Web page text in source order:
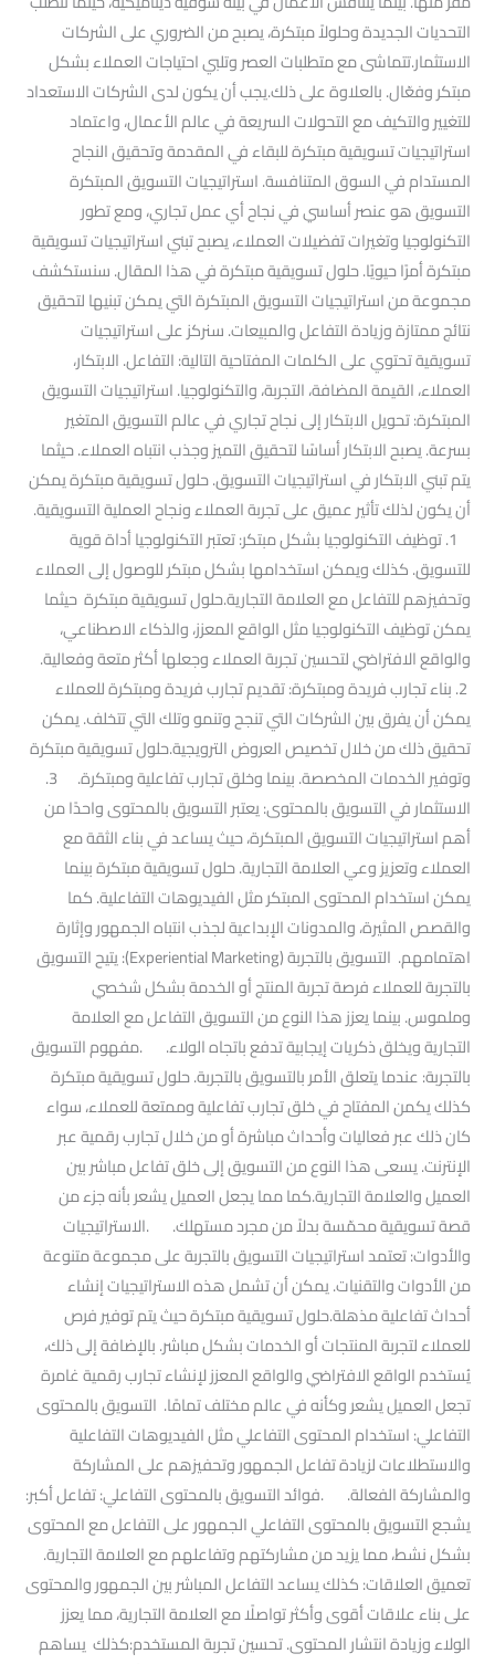
التحديات الجديدة وحلولاً مبتكرة، يصبح من الضروري على الشركات
الاستثمار.تتماشى مع متطلبات العصر وتلبي احتياجات العملاء بشكل
مبتكر وفعّال. بالعلاوة على ذلك.يجب أن يكون لدى الشركات الاستعداد
للتغيير والتكيف مع التحولات السريعة في عالم الأعمال، واعتماد
استراتيجيات تسويقية مبتكرة للبقاء في المقدمة وتحقيق النجاح
المستدام في السوق المتنافسة. استراتيجيات التسويق المبتكرة
التسويق هو عنصر أساسي في نجاح أي عمل تجاري، ومع تطور
التكنولوجيا وتغيرات تفضيلات العملاء، يصبح تبني استراتيجيات تسويقية
مبتكرة أمرًا حيويًا. حلول تسويقية مبتكرة في هذا المقال. سنستكشف
مجموعة من استراتيجيات التسويق المبتكرة التي يمكن تبنيها لتحقيق
نتائج ممتازة وزيادة التفاعل والمبيعات. سنركز على استراتيجيات
تسويقية تحتوي على الكلمات المفتاحية التالية: التفاعل. الابتكار،
العملاء، القيمة المضافة، التجربة، والتكنولوجيا. استراتيجيات التسويق
المبتكرة: تحويل الابتكار إلى نجاح تجاري في عالم التسويق المتغير
بسرعة. يصبح الابتكار أساسًا لتحقيق التميز وجذب انتباه العملاء. حيثما
يتم تبني الابتكار في استراتيجيات التسويق. حلول تسويقية مبتكرة يمكن
أن يكون لذلك تأثير عميق على تجربة العملاء ونجاح العملية التسويقية.
1. توظيف التكنولوجيا بشكل مبتكر: تعتبر التكنولوجيا أداة قوية
للتسويق. كذلك ويمكن استخدامها بشكل مبتكر للوصول إلى العملاء
وتحفيزهم للتفاعل مع العلامة التجارية.حلول تسويقية مبتكرة حيثما
يمكن توظيف التكنولوجيا مثل الواقع المعزز، والذكاء الاصطناعي،
والواقع الافتراضي لتحسين تجربة العملاء وجعلها أكثر متعة وفعالية.
2. بناء تجارب فريدة ومبتكرة: تقديم تجارب فريدة ومبتكرة للعملاء
يمكن أن يفرق بين الشركات التي تنجح وتنمو وتلك التي تتخلف. يمكن
تحقيق ذلك من خلال تخصيص العروض الترويجية.حلول تسويقية مبتكرة
وتوفير الخدمات المخصصة. بينما وخلق تجارب تفاعلية ومبتكرة. 3.
الاستثمار في التسويق بالمحتوى: يعتبر التسويق بالمحتوى واحدًا من
أهم استراتيجيات التسويق المبتكرة، حيث يساعد في بناء الثقة مع
العملاء وتعزيز وعي العلامة التجارية. حلول تسويقية مبتكرة بينما
يمكن استخدام المحتوى المبتكر مثل الفيديوهات التفاعلية. كما
والقصص المثيرة، والمدونات الإبداعية لجذب انتباه الجمهور وإثارة
اهتمامهم. التسويق بالتجربة (Experiential Marketing): يتيح التسويق
بالتجربة للعملاء فرصة تجربة المنتج أو الخدمة بشكل شخصي
وملموس. بينما يعزز هذا النوع من التسويق التفاعل مع العلامة
التجارية ويخلق ذكريات إيجابية تدفع باتجاه الولاء. .مفهوم التسويق
بالتجربة: عندما يتعلق الأمر بالتسويق بالتجربة. حلول تسويقية مبتكرة
كذلك يكمن المفتاح في خلق تجارب تفاعلية وممتعة للعملاء، سواء
كان ذلك عبر فعاليات وأحداث مباشرة أو من خلال تجارب رقمية عبر
الإنترنت. يسعى هذا النوع من التسويق إلى خلق تفاعل مباشر بين
العميل والعلامة التجارية.كما مما يجعل العميل يشعر بأنه جزء من
قصة تسويقية محمّسة بدلاً من مجرد مستهلك. .الاستراتيجيات
والأدوات: تعتمد استراتيجيات التسويق بالتجربة على مجموعة متنوعة
من الأدوات والتقنيات. يمكن أن تشمل هذه الاستراتيجيات إنشاء
أحداث تفاعلية مذهلة.حلول تسويقية مبتكرة حيث يتم توفير فرص
للعملاء لتجربة المنتجات أو الخدمات بشكل مباشر. بالإضافة إلى ذلك،
يُستخدم الواقع الافتراضي والواقع المعزز لإنشاء تجارب رقمية غامرة
تجعل العميل يشعر وكأنه في عالم مختلف تمامًا. التسويق بالمحتوى
التفاعلي: استخدام المحتوى التفاعلي مثل الفيديوهات التفاعلية
والاستطلاعات لزيادة تفاعل الجمهور وتحفيزهم على المشاركة
والمشاركة الفعالة. .فوائد التسويق بالمحتوى التفاعلي: تفاعل أكبر:
يشجع التسويق بالمحتوى التفاعلي الجمهور على التفاعل مع المحتوى
بشكل نشط، مما يزيد من مشاركتهم وتفاعلهم مع العلامة التجارية.
تعميق العلاقات: كذلك يساعد التفاعل المباشر بين الجمهور والمحتوى
على بناء علاقات أقوى وأكثر تواصلًا مع العلامة التجارية، مما يعزز
الولاء وزيادة انتشار المحتوى. تحسين تجربة المستخدم:كذلك يساهم